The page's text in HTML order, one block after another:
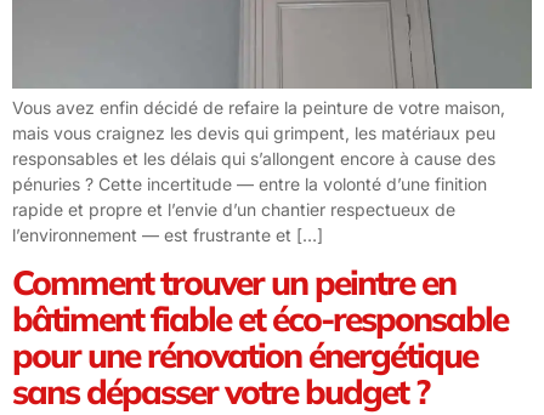
Vous avez enfin décidé de refaire la peinture de votre maison,
mais vous craignez les devis qui grimpent, les matériaux peu
responsables et les délais qui s’allongent encore à cause des
pénuries ? Cette incertitude — entre la volonté d’une finition
rapide et propre et l’envie d’un chantier respectueux de
l’environnement — est frustrante et […]
Comment trouver un peintre en
bâtiment fiable et éco-responsable
pour une rénovation énergétique
sans dépasser votre budget ?